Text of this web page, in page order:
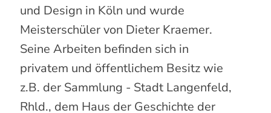
und Design in Köln und wurde
Meisterschüler von Dieter Kraemer.
Seine Arbeiten befinden sich in
privatem und öffentlichem Besitz wie
z.B. der Sammlung - Stadt Langenfeld,
Rhld., dem Haus der Geschichte der